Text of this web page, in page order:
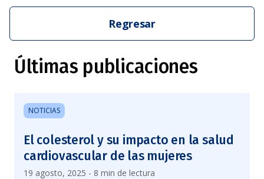
Regresar
Últimas publicaciones
NOTICIAS
El colesterol y su impacto en la salud
cardiovascular de las mujeres
19 agosto, 2025 - 8 min de lectura